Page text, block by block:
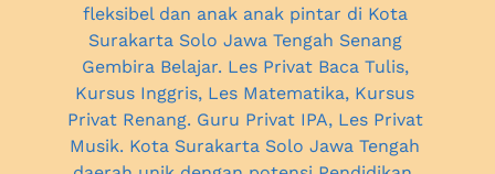
fleksibel dan anak anak pintar di Kota
Surakarta Solo Jawa Tengah Senang
Gembira Belajar. Les Privat Baca Tulis,
Kursus Inggris, Les Matematika, Kursus
Privat Renang. Guru Privat IPA, Les Privat
Musik. Kota Surakarta Solo Jawa Tengah